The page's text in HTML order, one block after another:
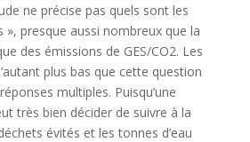
ne précise pas quels sont les
», presque aussi nombreux que la
des émissions de GES/CO2. Les
plus bas que cette question
multiples. Puisqu’une
très bien décider de suivre à la
évités et les tonnes d’eau